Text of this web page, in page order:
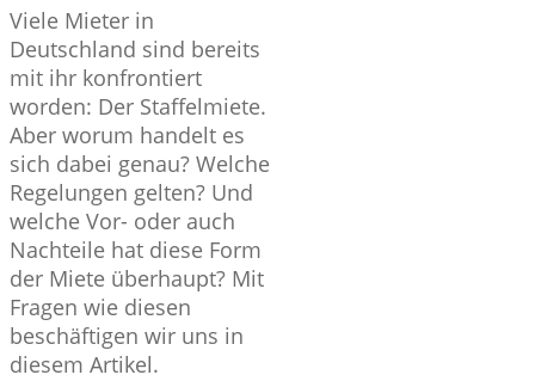
Viele Mieter in
Deutschland sind bereits
mit ihr konfrontiert
worden: Der Staffelmiete.
Aber worum handelt es
sich dabei genau? Welche
Regelungen gelten? Und
welche Vor- oder auch
Nachteile hat diese Form
der Miete überhaupt? Mit
Fragen wie diesen
beschäftigen wir uns in
diesem Artikel.